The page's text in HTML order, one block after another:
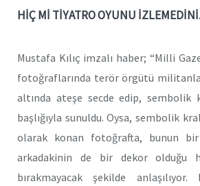
HİÇ Mİ TİYATRO OYUNU
Mustafa Kılıç imzalı haber; “Milli
fotoğraflarında terör örgütü
altında ateşe secde edip,
başlığıyla sunuldu. Oysa, sembolik
olarak konan fotoğrafta, bunun
arkadakinin de bir dekor olduğu
bırakmayacak şekilde